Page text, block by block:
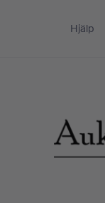
Hjälp